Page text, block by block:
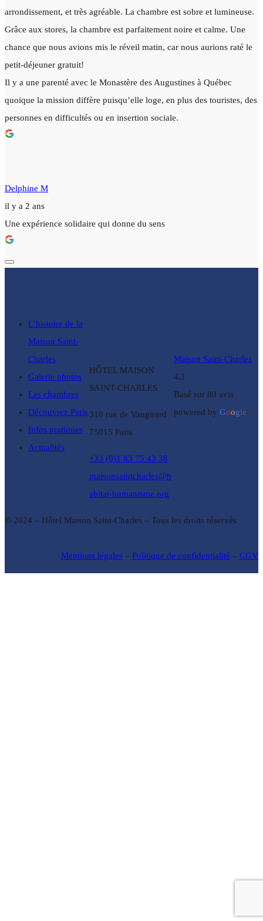
arrondissement, et très agréable. La chambre est sobre et lumineuse.
Grâce aux stores, la chambre est parfaitement noire et calme. Une
chance que nous avions mis le réveil matin, car nous aurions raté le
petit-déjeuner gratuit!
Il y a une parenté avec le Monastère des Augustines à Québec
quoique la mission diffère puisqu’elle loge, en plus des touristes, des
personnes en difficultés ou en insertion sociale.
Delphine M
il y a 2 ans
Une expérience solidaire qui donne du sens
L’histoire de la
Maison Saint-
Charles
Galerie photos
Les chambres
Découvrez Paris
Infos pratiques
Actualités
HÔTEL MAISON
SAINT-CHARLES
310 rue de Vaugirard
75015 Paris
+33 (0)1 83 75 43 38
maisonsaintcharles@h
abitat-humanisme.org
Maison Saint-Charles
4.1
Basé sur 80 avis
powered by Google
© 2024 – Hôtel Maison Saint-Charles – Tous les droits réservés
Mentions légales – Politique de confidentialité – CGV